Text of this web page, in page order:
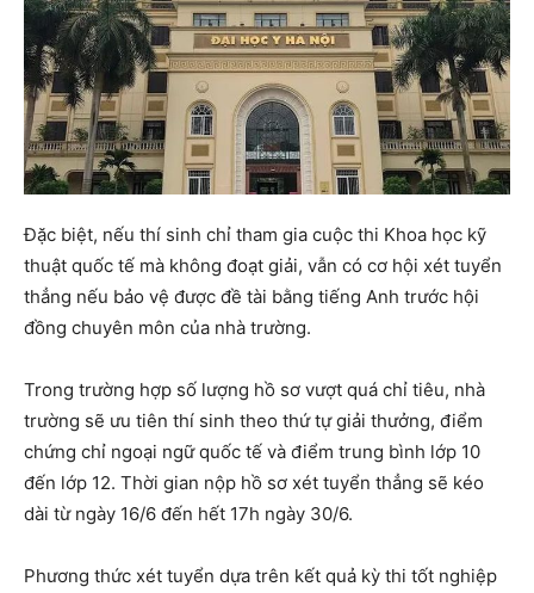
Đặc biệt, nếu thí sinh chỉ tham gia cuộc thi Khoa học kỹ
thuật quốc tế mà không đoạt giải, vẫn có cơ hội xét tuyển
thẳng nếu bảo vệ được đề tài bằng tiếng Anh trước hội
đồng chuyên môn của nhà trường.
Trong trường hợp số lượng hồ sơ vượt quá chỉ tiêu, nhà
trường sẽ ưu tiên thí sinh theo thứ tự giải thưởng, điểm
chứng chỉ ngoại ngữ quốc tế và điểm trung bình lớp 10
đến lớp 12. Thời gian nộp hồ sơ xét tuyển thẳng sẽ kéo
dài từ ngày 16/6 đến hết 17h ngày 30/6.
Phương thức xét tuyển dựa trên kết quả kỳ thi tốt nghiệp